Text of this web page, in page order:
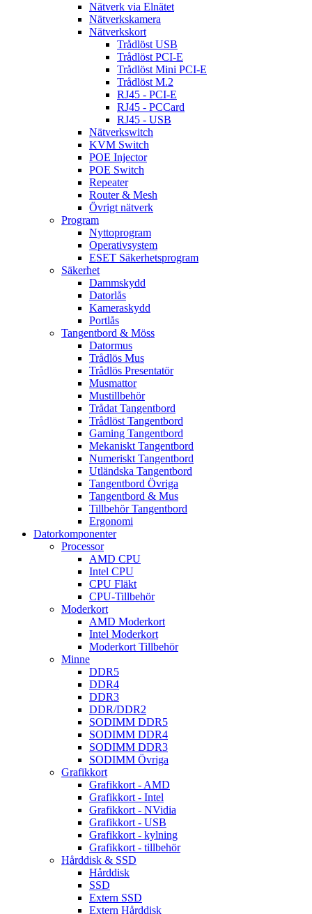
Nätverk via Elnätet
Nätverkskamera
Nätverkskort
Trådlöst USB
Trådlöst PCI-E
Trådlöst Mini PCI-E
Trådlöst M.2
RJ45 - PCI-E
RJ45 - PCCard
RJ45 - USB
Nätverkswitch
KVM Switch
POE Injector
POE Switch
Repeater
Router & Mesh
Övrigt nätverk
Program
Nyttoprogram
Operativsystem
ESET Säkerhetsprogram
Säkerhet
Dammskydd
Datorlås
Kameraskydd
Portlås
Tangentbord & Möss
Datormus
Trådlös Mus
Trådlös Presentatör
Musmattor
Mustillbehör
Trådat Tangentbord
Trådlöst Tangentbord
Gaming Tangentbord
Mekaniskt Tangentbord
Numeriskt Tangentbord
Utländska Tangentbord
Tangentbord Övriga
Tangentbord & Mus
Tillbehör Tangentbord
Ergonomi
Datorkomponenter
Processor
AMD CPU
Intel CPU
CPU Fläkt
CPU-Tillbehör
Moderkort
AMD Moderkort
Intel Moderkort
Moderkort Tillbehör
Minne
DDR5
DDR4
DDR3
DDR/DDR2
SODIMM DDR5
SODIMM DDR4
SODIMM DDR3
SODIMM Övriga
Grafikkort
Grafikkort - AMD
Grafikkort - Intel
Grafikkort - NVidia
Grafikkort - USB
Grafikkort - kylning
Grafikkort - tillbehör
Hårddisk & SSD
Hårddisk
SSD
Extern SSD
Extern Hårddisk